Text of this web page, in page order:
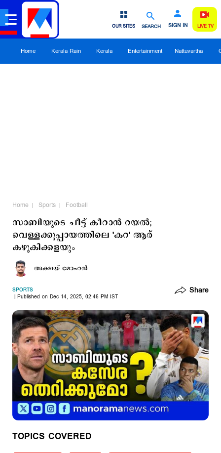
SEARCH SIGN IN
OUR SITES LIVE TV
Home Kerala Rain Kerala Entertainment Nattuvartha
Home Sports Football
സാബിയുടെ ചീട്ട് കീറാന്‍ റയല്‍;
വെള്ളക്കുപ്പായത്തിലെ 'കറ' ആര്
കഴുകിക്കളയും
അക്ഷയ് മോഹന്‍
SPORTS
Published on Dec 14, 2025, 02:46 PM IST
Share
TOPICS COVERED